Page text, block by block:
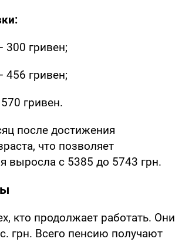
300 гривен;
456 гривен;
гривен.
после достижения
что позволяет
выросла с 5385 до 5743 грн.
кто продолжает работать. Они
грн. Всего пенсию получают